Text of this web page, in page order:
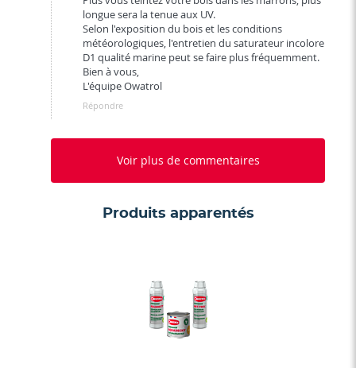
longue sera la tenue aux UV.
Selon l'exposition du bois et les conditions
météorologiques, l'entretien du saturateur incolore
D1 qualité marine peut se faire plus fréquemment.
Bien à vous,
L'équipe Owatrol
Répondre
Voir plus de commentaires
Produits apparentés